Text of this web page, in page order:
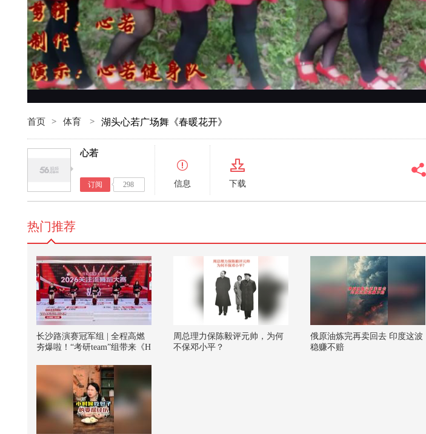
标清
对比度
首页 > 体育 > 湖头心若广场舞《春暖花开》
心若
订阅 298 信息 下载
热门推荐
长沙路演赛冠军组 | 全程高燃
夯爆啦！“考研team”组带来《H
注流舞蹈大赛
周总理力保陈毅评元帅，为何
不保邓小平？
俄原油炼完再卖回去 印度这波
稳赚不赔